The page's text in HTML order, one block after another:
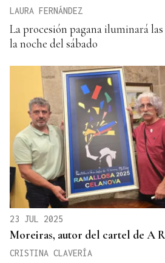
LAURA FERNÁNDEZ
La procesión pagana iluminará
la noche del sábado
23 JUL 2025
Moreiras, autor del cartel de A
CRISTINA CLAVERÍA